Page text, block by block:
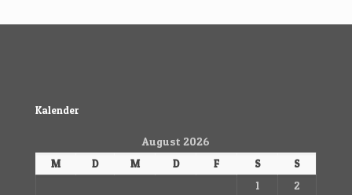
Kalender
August 2026
M D M D F S
S
1
2